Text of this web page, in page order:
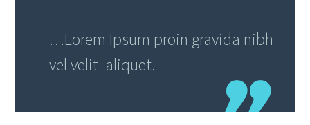
…Lorem Ipsum proin gravida nibh
vel velit aliquet.